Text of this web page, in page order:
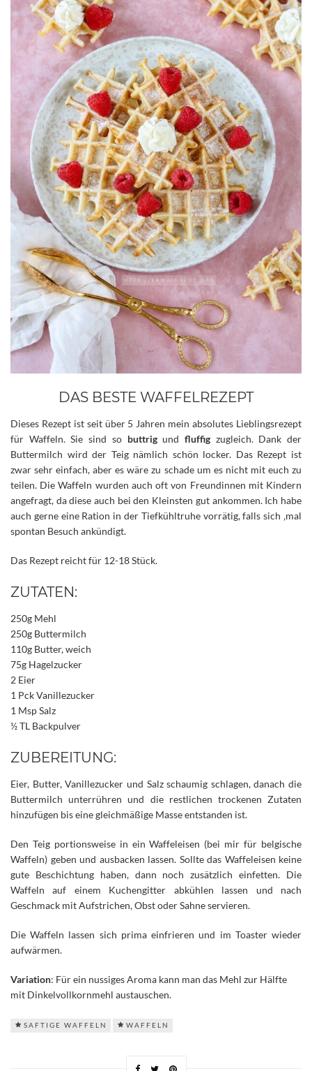
DAS BESTE WAFFELREZEPT
Dieses Rezept ist seit über 5 Jahren mein absolutes Lieblingsrezept
für Waffeln. Sie sind so buttrigund fluffigzugleich. Dank der
Buttermilch wird der Teig nämlich schön locker. Das Rezept ist
zwar sehr einfach, aber es wäre zu schade um es nicht mit euch zu
teilen. Die Waffeln wurden auch oft von Freundinnen mit Kindern
angefragt, da diese auch bei den Kleinsten gut ankommen. Ich habe
auch gerne eine Ration in der Tiefkühltruhe vorrätig, falls sich ‚mal
spontan Besuch ankündigt.
Das Rezept reicht für 12-18 Stück.
ZUTATEN:
250g Mehl
250g Buttermilch
110g Butter, weich
75g Hagelzucker
2 Eier
1 Pck Vanillezucker
1 Msp Salz
½ TL Backpulver
ZUBEREITUNG:
Eier, Butter, Vanillezucker und Salz schaumig schlagen, danach die
Buttermilch unterrühren und die restlichen trockenen Zutaten
hinzufügen bis eine gleichmäßige Masse entstanden ist.
Den Teig portionsweise in ein Waffeleisen (bei mir für belgische
Waffeln) geben und ausbacken lassen. Sollte das Waffeleisen keine
gute Beschichtung haben, dann noch zusätzlich einfetten. Die
Waffeln auf einem Kuchengitter abkühlen lassen und nach
Geschmack mit Aufstrichen, Obst oder Sahne servieren.
Die Waffeln lassen sich prima einfrieren und im Toaster wieder
aufwärmen.
Variation: Für ein nussiges Aroma kann man das Mehl zur Hälfte
mit Dinkelvollkornmehl austauschen.
SAFTIGE WAFFELN WAFFELN